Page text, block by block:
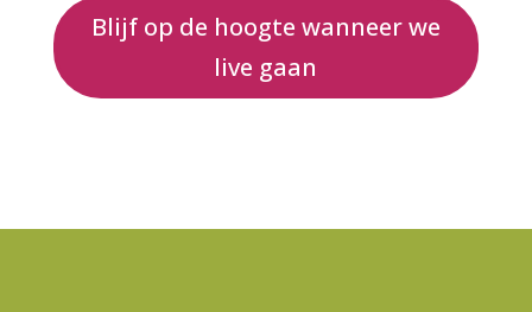
Blijf op de hoogte wanneer we
live gaan